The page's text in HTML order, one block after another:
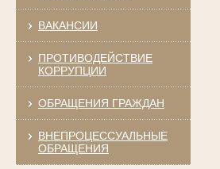
ВАКАНСИИ
ПРОТИВОДЕЙСТВИЕ
КОРРУПЦИИ
ОБРАЩЕНИЯ ГРАЖДАН
ВНЕПРОЦЕССУАЛЬНЫЕ
ОБРАЩЕНИЯ